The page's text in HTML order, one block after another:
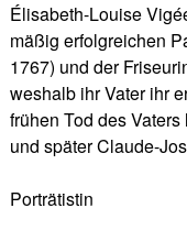
Élisabeth-Louise
mäßig erfolgreichen
1767) und der
weshalb ihr Vater ihr
frühen Tod des
und später Claude-
Porträtistin